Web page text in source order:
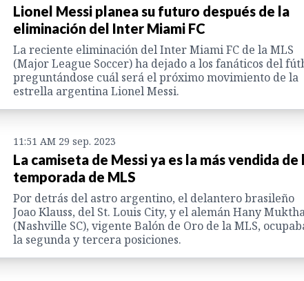
Lionel Messi planea su futuro después de la
eliminación del Inter Miami FC
La reciente eliminación del Inter Miami FC de la MLS
(Major League Soccer) ha dejado a los fanáticos del
preguntándose cuál será el próximo movimiento de la
estrella argentina Lionel Messi.
11:51 AM 29 sep. 2023
La camiseta de Messi ya es la más vendida de
temporada de MLS
Por detrás del astro argentino, el delantero brasileño
Joao Klauss, del St. Louis City, y el alemán Hany
(Nashville SC), vigente Balón de Oro de la MLS,
la segunda y tercera posiciones.